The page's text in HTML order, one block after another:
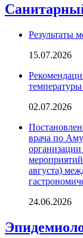
Результаты
15.07.2026
температуры
02.07.2026
врача по
августа)
24.06.2026